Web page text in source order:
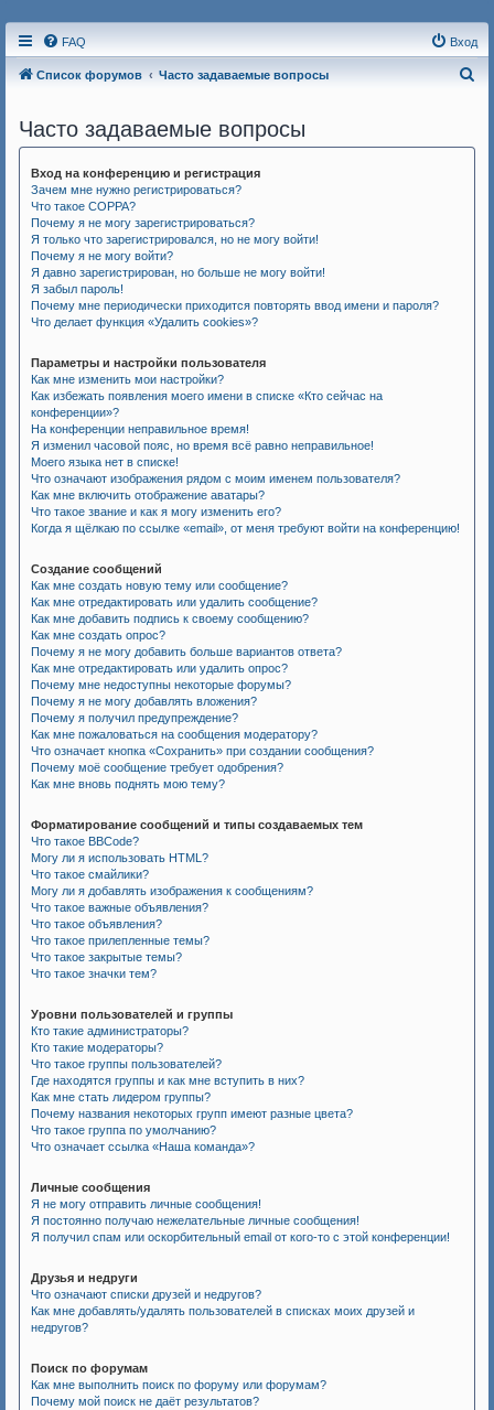
FAQ Вход
Список форумов Часто задаваемые вопросы
Часто задаваемые вопросы
Вход на конференцию и регистрация
Зачем мне нужно регистрироваться?
Что такое COPPA?
Почему я не могу зарегистрироваться?
Я только что зарегистрировался, но не могу войти!
Почему я не могу войти?
Я давно зарегистрирован, но больше не могу войти!
Я забыл пароль!
Почему мне периодически приходится повторять ввод имени и пароля?
Что делает функция «Удалить cookies»?
Параметры и настройки пользователя
Как мне изменить мои настройки?
Как избежать появления моего имени в списке «Кто сейчас на
конференции»?
На конференции неправильное время!
Я изменил часовой пояс, но время всё равно неправильное!
Моего языка нет в списке!
Что означают изображения рядом с моим именем пользователя?
Как мне включить отображение аватары?
Что такое звание и как я могу изменить его?
Когда я щёлкаю по ссылке «email», от меня требуют войти на конференцию!
Создание сообщений
Как мне создать новую тему или сообщение?
Как мне отредактировать или удалить сообщение?
Как мне добавить подпись к своему сообщению?
Как мне создать опрос?
Почему я не могу добавить больше вариантов ответа?
Как мне отредактировать или удалить опрос?
Почему мне недоступны некоторые форумы?
Почему я не могу добавлять вложения?
Почему я получил предупреждение?
Как мне пожаловаться на сообщения модератору?
Что означает кнопка «Сохранить» при создании сообщения?
Почему моё сообщение требует одобрения?
Как мне вновь поднять мою тему?
Форматирование сообщений и типы создаваемых тем
Что такое BBCode?
Могу ли я использовать HTML?
Что такое смайлики?
Могу ли я добавлять изображения к сообщениям?
Что такое важные объявления?
Что такое объявления?
Что такое прилепленные темы?
Что такое закрытые темы?
Что такое значки тем?
Уровни пользователей и группы
Кто такие администраторы?
Кто такие модераторы?
Что такое группы пользователей?
Где находятся группы и как мне вступить в них?
Как мне стать лидером группы?
Почему названия некоторых групп имеют разные цвета?
Что такое группа по умолчанию?
Что означает ссылка «Наша команда»?
Личные сообщения
Я не могу отправить личные сообщения!
Я постоянно получаю нежелательные личные сообщения!
Я получил спам или оскорбительный email от кого-то с этой конференции!
Друзья и недруги
Что означают списки друзей и недругов?
Как мне добавлять/удалять пользователей в списках моих друзей и
недругов?
Поиск по форумам
Как мне выполнить поиск по форуму или форумам?
Почему мой поиск не даёт результатов?